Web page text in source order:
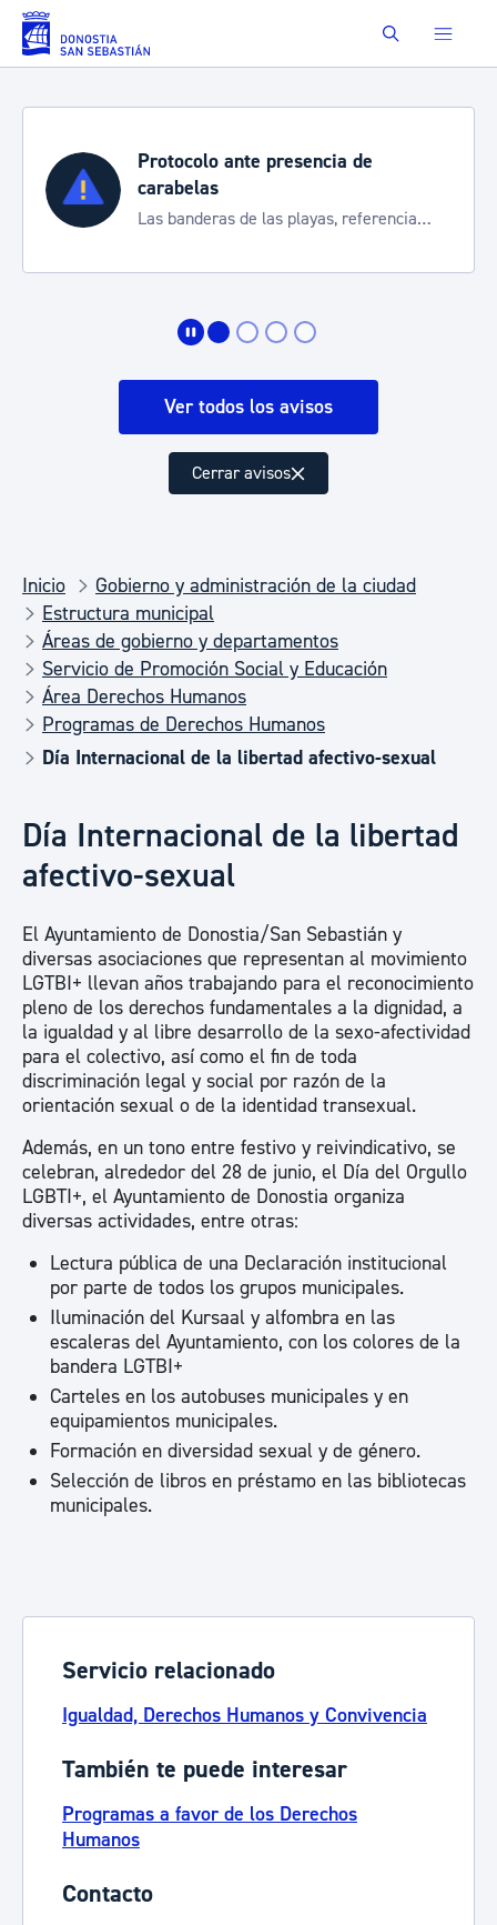
Saltar al contenido principal Buscar
Protocolo ante presencia de
carabelas
Las banderas de las playas, referencia
Ver todos los avisos
Cerrar avisos
Inicio
Gobierno y administración de la ciudad
Estructura municipal
Áreas de gobierno y departamentos
Servicio de Promoción Social y Educación
Área Derechos Humanos
Programas de Derechos Humanos
Día Internacional de la libertad afectivo-sexual
Día Internacional de la libertad
afectivo-sexual
El Ayuntamiento de Donostia/San Sebastián y
diversas asociaciones que representan al movimiento
LGTBI+ llevan años trabajando para el reconocimiento
pleno de los derechos fundamentales a la dignidad, a
la igualdad y al libre desarrollo de la sexo-afectividad
para el colectivo, así como el fin de toda
discriminación legal y social por razón de la
orientación sexual o de la identidad transexual.
Además, en un tono entre festivo y reivindicativo, se
celebran, alrededor del 28 de junio, el Día del Orgullo
LGBTI+, el Ayuntamiento de Donostia organiza
diversas actividades, entre otras:
Lectura pública de una Declaración institucional
por parte de todos los grupos municipales.
Iluminación del Kursaal y alfombra en las
escaleras del Ayuntamiento, con los colores de la
bandera LGTBI+
Carteles en los autobuses municipales y en
equipamientos municipales.
Formación en diversidad sexual y de género.
Selección de libros en préstamo en las bibliotecas
municipales.
Servicio relacionado
Igualdad, Derechos Humanos y Convivencia
También te puede interesar
Programas a favor de los Derechos
Humanos
Contacto